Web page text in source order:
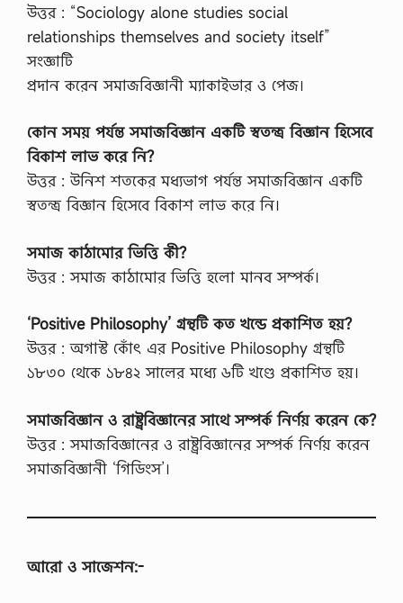
উত্তর : “Sociology alone studies social
relationships themselves and society itself”
সংজ্ঞাটি
প্রদান করেন সমাজবিজ্ঞানী ম্যাকাইভার ও পেজ।
কোন সময় পর্যন্ত সমাজবিজ্ঞান একটি স্বতন্ত্র বিজ্ঞান হিসেবে
বিকাশ লাভ করে নি?
উত্তর : উনিশ শতকের মধ্যভাগ পর্যন্ত সমাজবিজ্ঞান একটি
স্বতন্ত্র বিজ্ঞান হিসেবে বিকাশ লাভ করে নি।
সমাজ কাঠামোর ভিত্তি কী?
উত্তর : সমাজ কাঠামোর ভিত্তি হলো মানব সম্পর্ক।
‘Positive Philosophy’ গ্রন্থটি কত খন্ডে প্রকাশিত হয়?
উত্তর : অগাস্ট কোঁৎ এর Positive Philosophy গ্রন্থটি
১৮৩০ থেকে ১৮৪২ সালের মধ্যে ৬টি খণ্ডে প্রকাশিত হয়।
সমাজবিজ্ঞান ও রাষ্ট্রবিজ্ঞানের সাথে সম্পর্ক নির্ণয় করেন কে?
উত্তর : সমাজবিজ্ঞানের ও রাষ্ট্রবিজ্ঞানের সম্পর্ক নির্ণয় করেন
সমাজবিজ্ঞানী ‘গিডিংস’।
আরো ও সাজেশন:-